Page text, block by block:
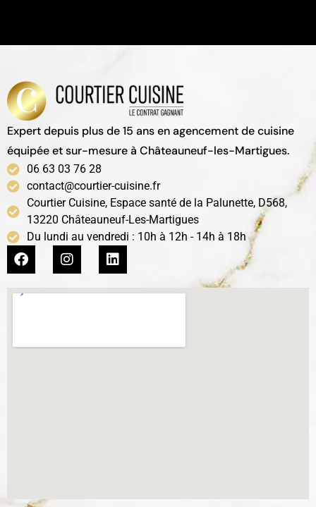
Expert depuis plus de 15 ans en agencement de cuisine
équipée et sur-mesure à Châteauneuf-les-Martigues.
06 63 03 76 28
contact@courtier-cuisine.fr
Courtier Cuisine, Espace santé de la Palunette, D568,
13220 Châteauneuf-Les-Martigues
Du lundi au vendredi : 10h à 12h - 14h à 18h